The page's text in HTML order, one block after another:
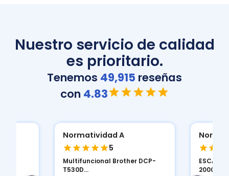
Nuestro servicio de calidad
es prioritario.
Tenemos 49,915 reseñas
con 4.83
Normatividad A
5
Multifuncional Brother DCP-
T530D...
2000 S...